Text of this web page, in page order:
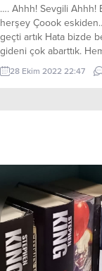
…. Ahhh! Sevgili Ahhh!
herşey Çoook
geçti artık Hata bizde
gideni çok abarttık.
Eskisi gibi özlemiyorum
Özleyemiyorum ki Seni.
Hatırlayamıyorum bile
28 Ekim 2022 22:47